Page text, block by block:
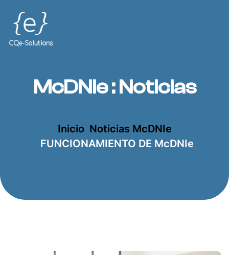
McDNIe : Noticias
Inicio Noticias McDNIe
FUNCIONAMIENTO DE McDNIe